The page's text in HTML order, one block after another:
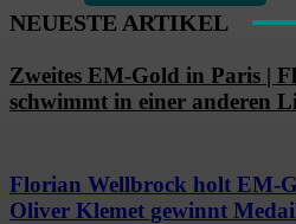
NEUESTE ARTIKEL
Zweites EM-Gold in Paris |
schwimmt in einer anderen
Florian Wellbrock holt EM-
Oliver Klemet gewinnt